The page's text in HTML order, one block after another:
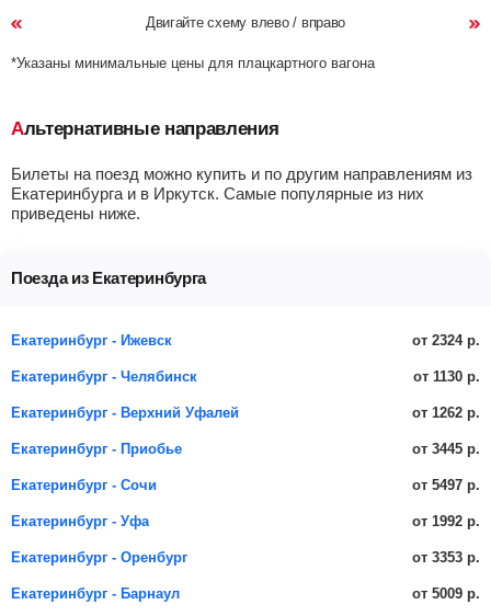
Двигайте схему влево / вправо
*Указаны минимальные цены для плацкартного вагона
Альтернативные направления
Билеты на поезд можно купить и по другим направлениям из
Екатеринбурга и в Иркутск. Самые популярные из них
приведены ниже.
Поезда из Екатеринбурга
Екатеринбург - Ижевск от 2324 р.
Екатеринбург - Челябинск от 1130 р.
Екатеринбург - Верхний Уфалей от 1262 р.
Екатеринбург - Приобье от 3445 р.
Екатеринбург - Сочи от 5497 р.
Екатеринбург - Уфа от 1992 р.
Екатеринбург - Оренбург от 3353 р.
Екатеринбург - Барнаул от 5009 р.